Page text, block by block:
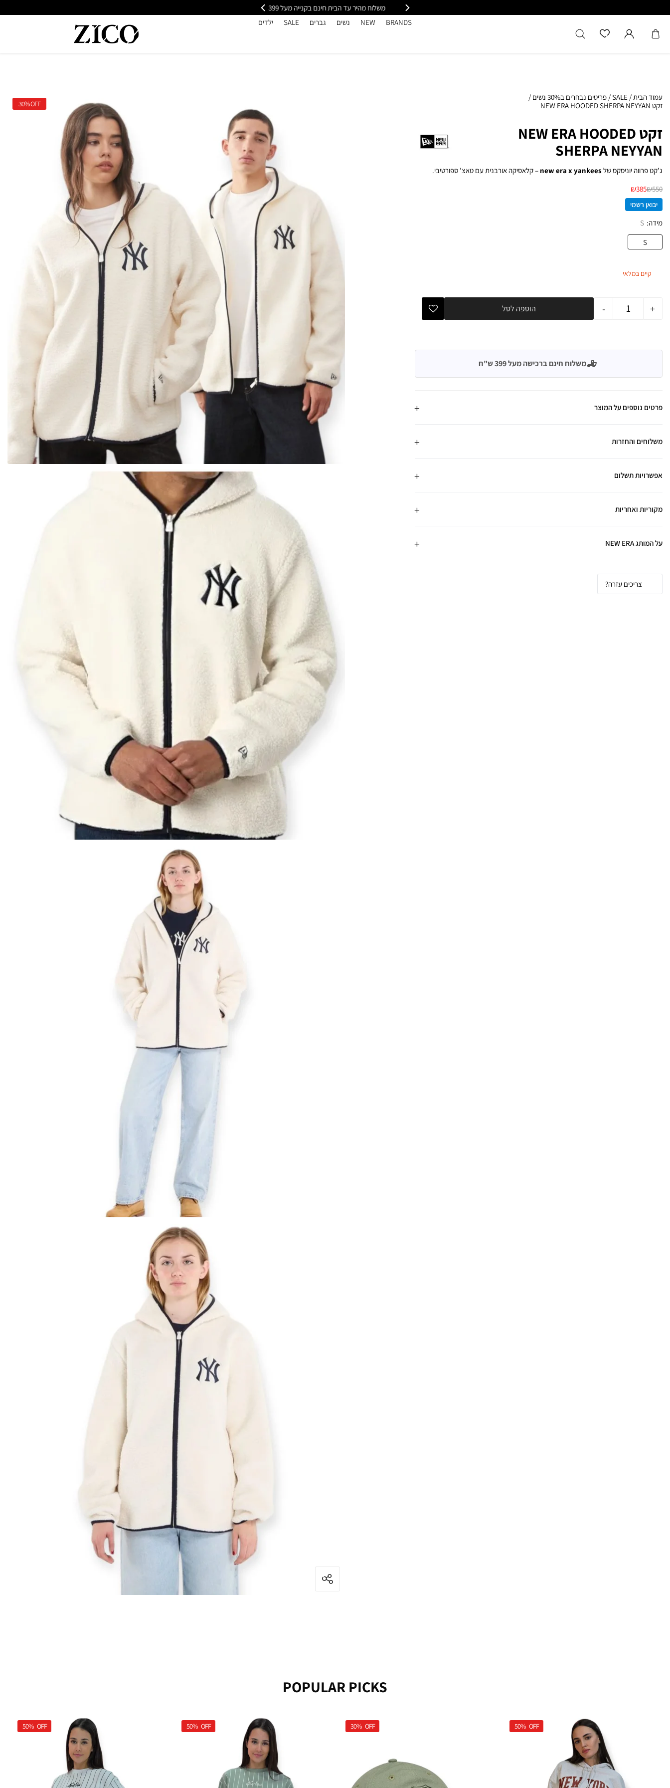
משלוח מהיר עד הבית חינם בקנייה מעל 399
BRANDS
NEW נשים גברים SALE ילדים
30%OFF
עמוד הבית/
SALE
/ פריטים נבחרים ב30% נשים
/
זקט NEW ERA HOODED SHERPA NEYYAN
זקט NEW ERA HOODED
SHERPA NEYYAN
ג’קט פרווה יוניסקס שלnew era x yankees – קלאסיקה אורבנית עם טאצ’ ספורטיבי.
₪550
₪385
יבואן רשמי
מידה S
S
קיים במלאי
- + הוספה לסל
משלוח חינם ברכישה מעל 399 ש"ח
פרטים נוספים על המוצר
משלוחים והחזרות
אפשרויות תשלום
מקוריות ואחריות
על המותג NEW ERA
צריכים עזרה?
POPULAR PICKS
50% OFF
30% OFF
50% OFF
50% OFF